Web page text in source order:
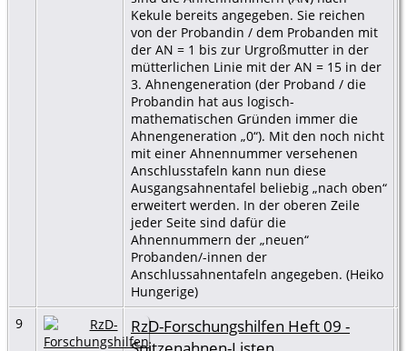
Kekule bereits angegeben. Sie reichen
von der Probandin / dem Probanden mit
der AN = 1 bis zur Urgroßmutter in der
mütterlichen Linie mit der AN = 15 in der
3. Ahnengeneration (der Proband / die
Probandin hat aus logisch-
mathematischen Gründen immer die
Ahnengeneration „0“). Mit den noch nicht
mit einer Ahnennummer versehenen
Anschlusstafeln kann nun diese
Ausgangsahnentafel beliebig „nach oben“
erweitert werden. In der oberen Zeile
jeder Seite sind dafür die
Ahnennummern der „neuen“
Probanden/-innen der
Anschlussahnentafeln angegeben. (Heiko
Hungerige)
9
RzD-Forschungshilfen Heft 09 -